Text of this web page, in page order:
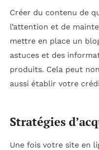
Créer du contenu de
l’attention et de
mettre en place un
astuces et des
produits. Cela peut
aussi établir votre
Stratégies
Une fois votre site en